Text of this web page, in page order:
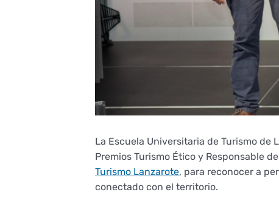
La Escuela Universitaria de Turismo de
Premios Turismo Ético y Responsable
Turismo Lanzarote, para reconocer a
conectado con el territorio.